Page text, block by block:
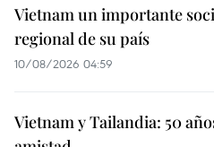
Vietnam un importante
regional de su país
10/08/2026 04:59
Vietnam y Tailandia: 50